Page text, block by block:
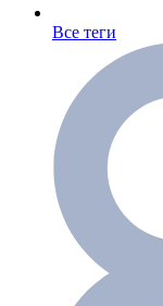
Все теги